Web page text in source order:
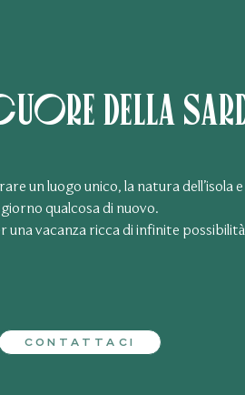
della
un luogo unico, la natura dell’isola
giorno qualcosa di nuovo.
vacanza ricca di infinite
CONTATTACI